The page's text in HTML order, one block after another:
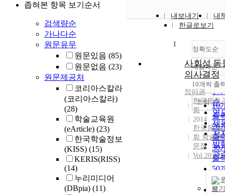
좁혀본 항목 보기순서
검색량순
가나다순
원문유무
원문있음 (85)
원문없음 (23)
원문제공처
코리아스칼라
(코리아스칼라)
(28)
학술교육원
(eArticle) (23)
한국학술정보
(KISS) (15)
KERIS(RISS)
(14)
누리미디어
(DBpia) (11)
내보내기
내
한글로보기
정확도순
정
순
인
순
연
제
저
발
관
내림차순
내
10개씩 출
10
출
20
출
30
출
50
출
조회
1
사회성 동
의사결정
장이권
한국응용
회
2014
한국응용
회 학술대
문집
Vol.2014
보기